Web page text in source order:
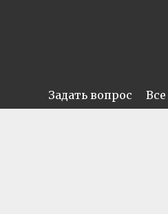
Задать вопрос